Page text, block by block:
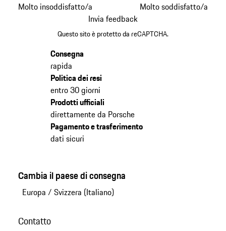
Molto insoddisfatto/a
Molto soddisfatto/a
Invia feedback
Questo sito è protetto da reCAPTCHA.
Consegna
rapida
Politica dei resi
entro 30 giorni
Prodotti ufficiali
direttamente da Porsche
Pagamento e trasferimento
dati sicuri
Cambia il paese di consegna
Europa / Svizzera (Italiano)
Contatto